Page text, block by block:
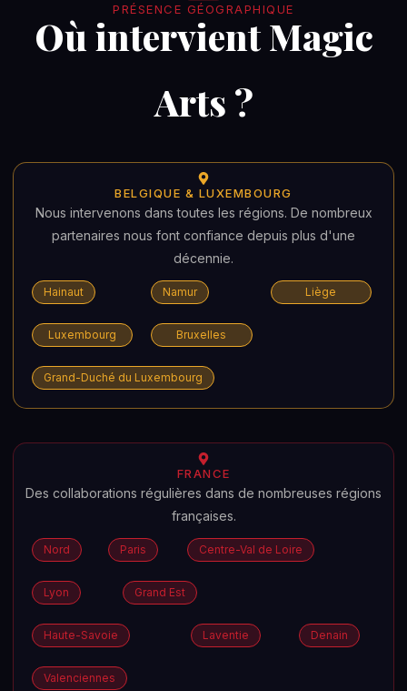
PRÉSENCE GÉOGRAPHIQUE
Où intervient Magic
Arts ?
BELGIQUE & LUXEMBOURG
Nous intervenons dans toutes les régions. De nombreux
partenaires nous font confiance depuis plus d'une
décennie.
Hainaut Namur Liège
Luxembourg Bruxelles
Grand-Duché du Luxembourg
FRANCE
Des collaborations régulières dans de nombreuses régions
françaises.
Nord Paris Centre-Val de Loire
Lyon Grand Est
Haute-Savoie Laventie Denain
Valenciennes